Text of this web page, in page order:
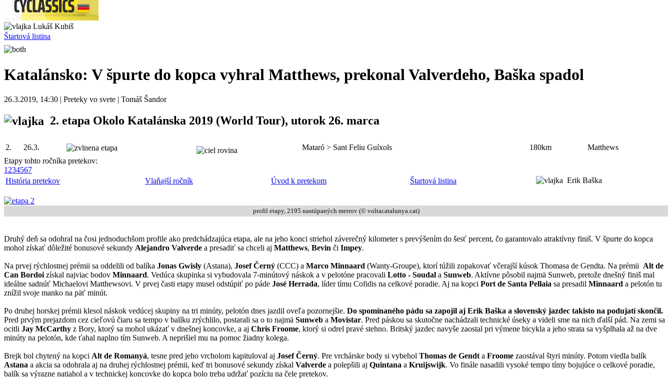
Lukáš Kubiš
Štartová listina
Katalánsko: V špurte do kopca vyhral Matthews, prekonal Valverdeho, Baška spadol
26.3.2019, 14:30 | Preteky vo svete | Tomáš Šandor
2. etapa Okolo Katalánska 2019 (World Tour), utorok 26. marca
2. 26.3. Mataró > Sant Feliu Guíxols 180km
Matthews
Etapy tohto ročníka pretekov:
1 234567
História pretekov
Vlaňajší ročník Úvod k pretekom Štartová listina Erik Baška
profil etapy, 2195 nastúpaných metrov (© voltacatalunya.cat)
Druhý deň sa odohral na čosi jednoduchšom profile ako predchádzajúca etapa, ale na jeho konci striehol záverečný kilometer s prevýšením do šesť percent, čo garantovalo atraktívny finiš. V špurte do kopca
mohol získať dôležité bonusové sekundy Alejandro Valverde a presadiť sa chceli aj Matthews, Bevin či Impey.
Na prvej rýchlostnej prémii sa oddelili od balíka Jonas Gwisly (Astana), Josef Černý (CCC) a Marco Minnaard (Wanty-Groupe), ktorí túžili zopakovať včerajší kúsok Thomasa de Gendta. Na prémii Alt de
Can Bordoi získal najviac bodov Minnaard. Vedúca skupinka si vybudovala 7-minútový náskok a v pelotóne pracovali Lotto - Soudal a Sunweb. Aktívne pôsobil najmä Sunweb, pretože dnešný finiš mal
ideálne sadnúť Michaelovi Matthewsovi. V prvej časti etapy musel odstúpiť po páde José Herrada, líder tímu Cofidis na celkové poradie. Aj na kopci Port de Santa Pellaia sa presadil Minnaard a pelotón tu
znížil svoje manko na päť minút.
Po druhej horskej prémii klesol náskok vedúcej skupiny na tri minúty, pelotón dnes jazdil oveľa pozornejšie. Do spomínaného pádu sa zapojil aj Erik Baška a slovenský jazdec takisto na podujatí skončil.
Pred prvým prejazdom cez cieľovú čiaru sa tempo v balíku zrýchlilo, postarali sa o to najmä Sunweb a Movistar. Pred páskou sa skutočne nachádzali technické úseky a videli sme na nich ďalší pád. Na zemi sa
ocitli Jay McCarthy z Bory, ktorý sa mohol ukázať v dnešnej koncovke, a aj Chris Froome, ktorý si odrel pravé stehno. Britský jazdec navyše zaostal pri výmene bicykla a jeho strata sa vyšplhala až na dve
minúty na pelotón, kde ťahal naplno tím Sunweb. A neprišiel mu na pomoc žiadny kolega.
Brejk bol chytený na kopci Alt de Romanyá, tesne pred jeho vrcholom kapituloval aj Josef Černý. Pre vrchárske body si vybehol Thomas de Gendt a Froome zaostával štyri minúty. Potom viedla balík
Astana a akcia sa odohrala aj na druhej rýchlostnej prémii, keď tri bonusové sekundy získal Valverde a polepšili aj Quintana a Kruijswijk. Vo finále nasadili vysoké tempo tímy bojujúce o celkové poradie,
balík sa výrazne natiahol a v technickej koncovke do kopca bolo treba udržať pozíciu na čele pretekov.